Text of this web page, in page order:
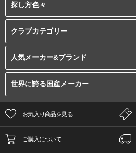
探し方色々
クラブカテゴリー
人気メーカー&ブランド
世界に誇る国産メーカー
お気入り商品を見る
ご購入について